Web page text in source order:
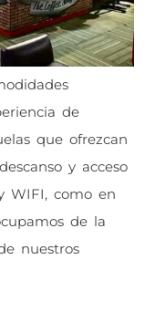
de
que ofrezcan
y acceso
WIFI, como en
de la
nuestros